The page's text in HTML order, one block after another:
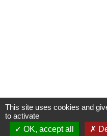
This site uses cookies and
to activate
OK, accept all